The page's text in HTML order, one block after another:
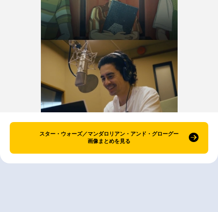
スター・ウォーズ／マンダロリアン・アンド・グローグー
画像まとめを見る